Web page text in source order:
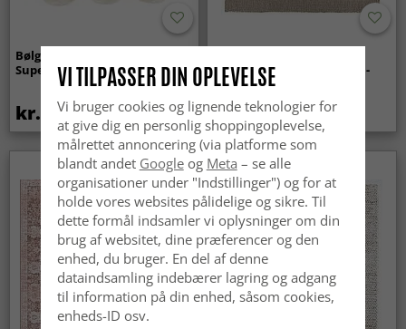
Bølget ryatæppe - Aranga
Super Soft Fur (beige)
kr.369
indendørs/udendørs brug -
Arlo (beige)
kr.449
VI TILPASSER DIN OPLEVELSE
Vi bruger cookies og lignende teknologier for
at give dig en personlig shoppingoplevelse,
målrettet annoncering (via platforme som
blandt andet Googleog Meta – se alle
organisationer under "Indstillinger") og for at
holde vores websites pålidelige og sikre. Til
dette formål indsamler vi oplysninger om din
brug af websitet, dine præferencer og den
enhed, du bruger. En del af denne
dataindsamling indebærer lagring og adgang
til information på din enhed, såsom cookies,
enheds-ID osv.